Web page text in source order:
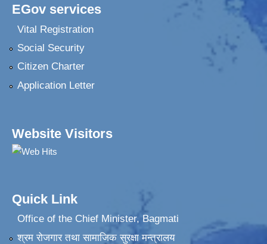
EGov services
Vital Registration
Social Security
Citizen Charter
Application Letter
Website Visitors
Quick Link
Office of the Chief Minister, Bagmati
श्रम रोजगार तथा सामाजिक सुरक्षा मन्त्रालय